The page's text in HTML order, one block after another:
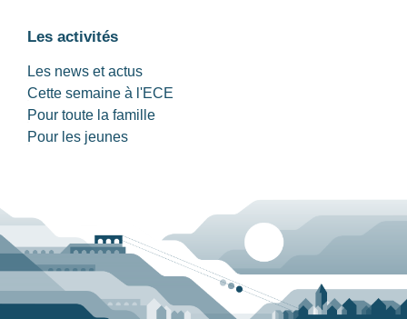
Les activités
Les news et actus
Cette semaine à l'ECE
Pour toute la famille
Pour les jeunes